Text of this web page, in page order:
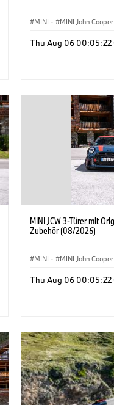
MINI · MINI John
Sonderausstattungen,
Thu Aug 06 00:05:22
MINI JCW 3-Türer mit
Zubehör (08/2026)
MINI · MINI John
Sonderausstattungen,
Thu Aug 06 00:05:22